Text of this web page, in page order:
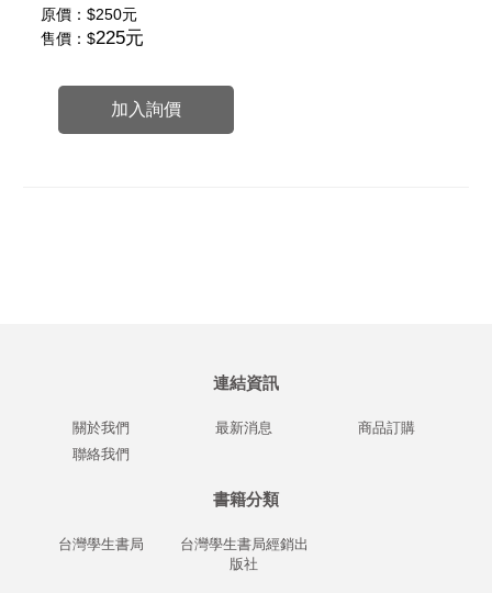
原價：$250元
售價：$225元
加入詢價
連結資訊
關於我們 最新消息
商品訂購
聯絡我們
書籍分類
台灣學生書局
台灣學生書局經銷出
版社